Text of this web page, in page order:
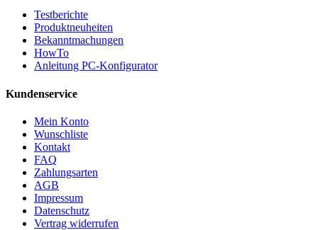
Testberichte
Produktneuheiten
Bekanntmachungen
HowTo
Anleitung PC-Konfigurator
Kundenservice
Mein Konto
Wunschliste
Kontakt
FAQ
Zahlungsarten
AGB
Impressum
Datenschutz
Vertrag widerrufen